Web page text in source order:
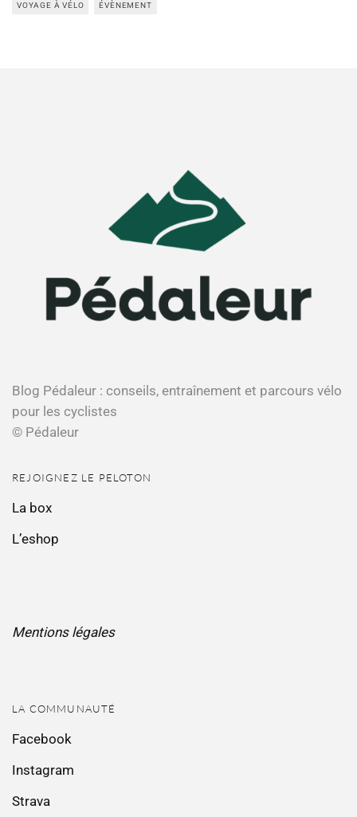
VOYAGE À VÉLO ÉVÈNEMENT
Blog Pédaleur : conseils, entraînement et parcours vélo
pour les cyclistes
© Pédaleur
REJOIGNEZ LE PELOTON
La box
L’eshop
Mentions légales
LA COMMUNAUTÉ
Facebook
Instagram
Strava